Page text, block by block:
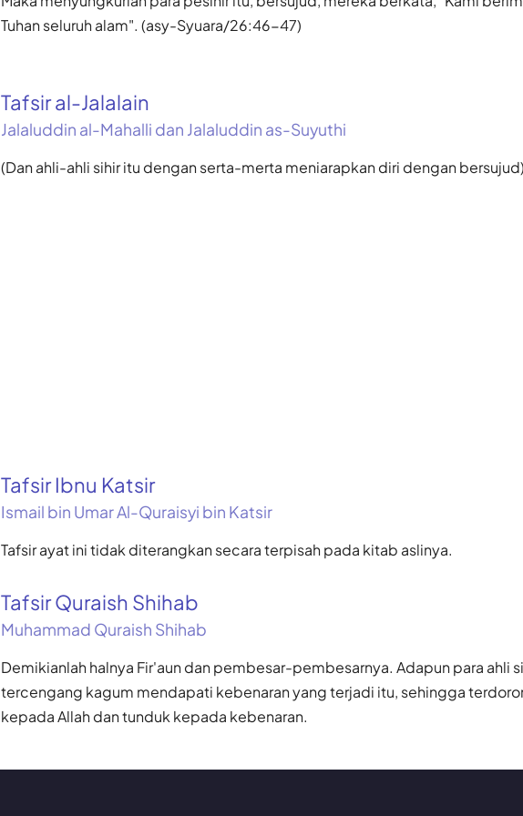
Tuhan seluruh alam". (asy-Syuara/26:46-47)
Tafsir al-Jalalain
Jalaluddin al-Mahalli dan Jalaluddin as-Suyuthi
(Dan ahli-ahli sihir itu dengan serta-merta meniarapkan diri dengan
Tafsir Ibnu Katsir
Ismail bin Umar Al-Quraisyi bin Katsir
Tafsir ayat ini tidak diterangkan secara terpisah pada kitab aslinya.
Tafsir Quraish Shihab
Muhammad Quraish Shihab
Demikianlah halnya Fir'aun dan pembesar-pembesarnya. Adapun para ahli
tercengang kagum mendapati kebenaran yang terjadi itu, sehingga
kepada Allah dan tunduk kepada kebenaran.